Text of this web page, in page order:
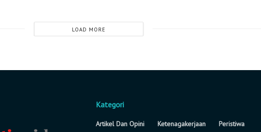
LOAD MORE
Kategori
Artikel Dan Opini
Ketenagakerjaan
Peristiwa